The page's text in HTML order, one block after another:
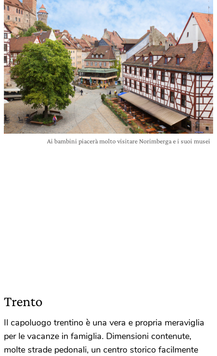
Ai bambini piacerà molto visitare Norimberga e i suoi musei
Trento
Il capoluogo trentino è una vera e propria meraviglia
per le vacanze in famiglia. Dimensioni contenute,
molte strade pedonali, un centro storico facilmente